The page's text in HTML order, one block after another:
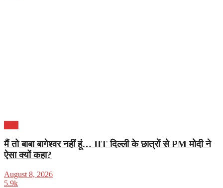
मैं तो बाबा बागेश्वर नहीं हूं… IIT दिल्ली के छात्रों से PM मोदी ने
ऐसा क्यों कहा?
August 8, 2026
5.9k